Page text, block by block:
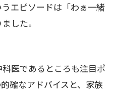
エピソードは「わぁ一緒
した。
医であるところも注目ポ
確なアドバイスと、家族